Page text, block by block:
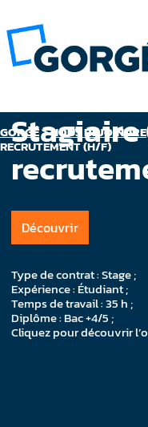
GORGÉ>NOUS REJOINDRE
RECRUTEMENT (H/F)
Stagiaire
Découvrir
Type de contrat : Stage ;
Expérience : Étudiant ;
Temps de travail : 35 h ;
Diplôme : Bac +4/5 ;
Cliquez pour découvrir